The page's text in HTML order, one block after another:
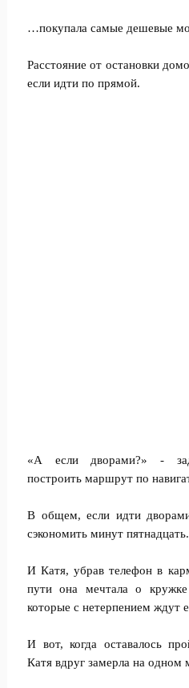
…покупала самые дешевые
Расстояние от остановки
если идти по прямой.
«А если дворами?» -
построить маршрут по
В общем, если идти
сэкономить минут пятнадцать.
И Катя, убрав телефон в
пути она мечтала о
которые с нетерпением ждут
И вот, когда оставалось
Катя вдруг замерла на одном